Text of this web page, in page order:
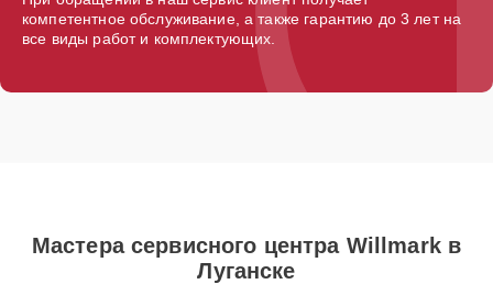
компетентное обслуживание, а также гарантию до 3 лет на
все виды работ и комплектующих.
Мастера сервисного центра Willmark в
Луганске